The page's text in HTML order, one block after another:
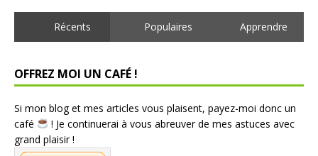
Récents Populaires Apprendre
OFFREZ MOI UN CAFÉ !
Si mon blog et mes articles vous plaisent, payez-moi donc un
café
! Je continuerai à vous abreuver de mes astuces avec
grand plaisir !